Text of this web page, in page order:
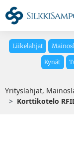
Liikelahjat
Kynät
Yrityslahjat,
Korttikotelo